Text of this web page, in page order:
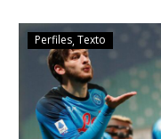
Perfiles Texto